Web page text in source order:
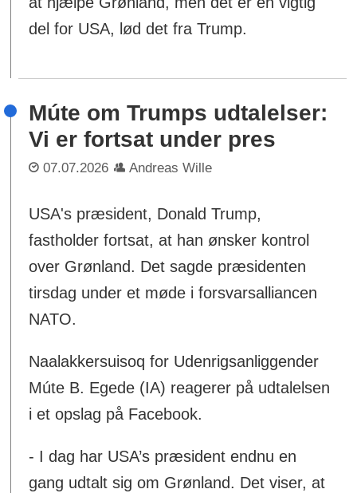
del for USA, lød det fra Trump.
Múte om Trumps udtalelser:
Vi er fortsat under pres
07.07.2026 Andreas Wille
USA's præsident, Donald Trump,
fastholder fortsat, at han ønsker kontrol
over Grønland. Det sagde præsidenten
tirsdag under et møde i forsvarsalliancen
NATO.
Naalakkersuisoq for Udenrigsanliggender
Múte B. Egede (IA) reagerer på udtalelsen
i et opslag på Facebook.
- I dag har USA’s præsident endnu en
gang udtalt sig om Grønland. Det viser, at